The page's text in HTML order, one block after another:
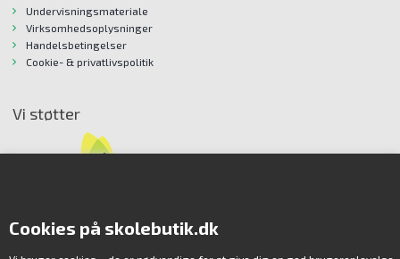
Cookies på skolebutik.dk
Undervisningsmateriale
Virksomhedsoplysninger
Handelsbetingelser
Cookie- & privatlivspolitik
Vi støtter